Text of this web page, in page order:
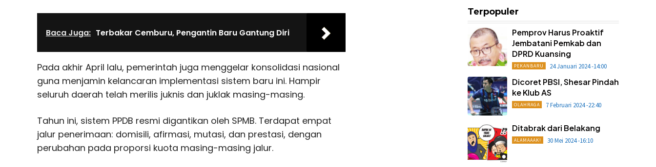
Baca Juga: Terbakar Cemburu, Pengantin Baru Gantung Diri
Pada akhir April lalu, pemerintah juga menggelar konsolidasi nasional
guna menjamin kelancaran implementasi sistem baru ini. Hampir
seluruh daerah telah merilis juknis dan juklak masing-masing.
Tahun ini, sistem PPDB resmi digantikan oleh SPMB. Terdapat empat
jalur penerimaan: domisili, afirmasi, mutasi, dan prestasi, dengan
perubahan pada proporsi kuota masing-masing jalur.
Terpopuler
Pemprov Harus Proaktif
Jembatani Pemkab dan
DPRD Kuansing
PEKANBARU 24 Januari 2024 -14:00
Dicoret PBSI, Shesar Pindah
ke Klub AS
OLAHRAGA 7 Februari 2024 -22:40
Ditabrak dari Belakang
ALAMAAAK! 30 Mei 2024 -16:10